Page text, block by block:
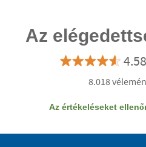
Az
8.018
Az értékeléseket